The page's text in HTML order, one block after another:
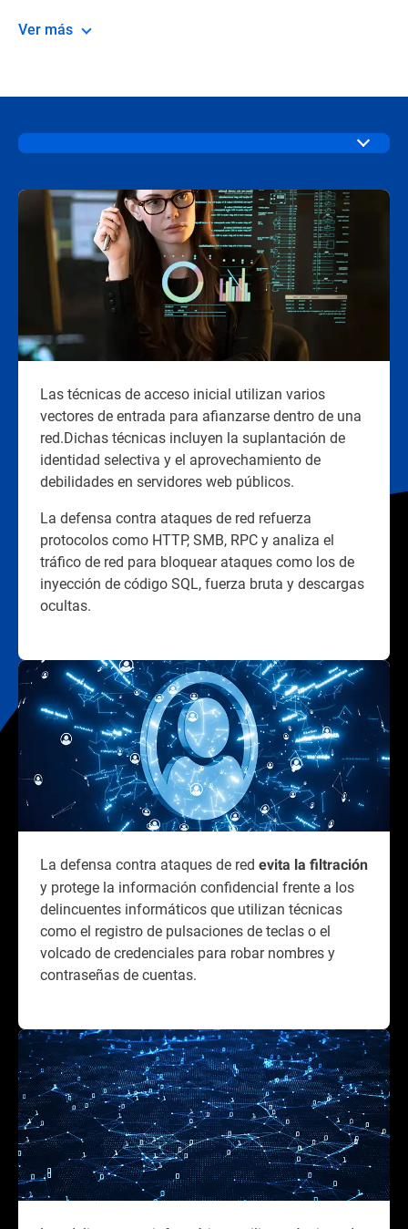
Ver más
Las técnicas de acceso inicial utilizan varios
vectores de entrada para afianzarse dentro de una
red.Dichas técnicas incluyen la suplantación de
identidad selectiva y el aprovechamiento de
debilidades en servidores web públicos.
La defensa contra ataques de red refuerza
protocolos como HTTP, SMB, RPC y analiza el
tráfico de red para bloquear ataques como los de
inyección de código SQL, fuerza bruta y descargas
ocultas.
La defensa contra ataques de red evita la filtración
y protege la información confidencial frente a los
delincuentes informáticos que utilizan técnicas
como el registro de pulsaciones de teclas o el
volcado de credenciales para robar nombres y
contraseñas de cuentas.